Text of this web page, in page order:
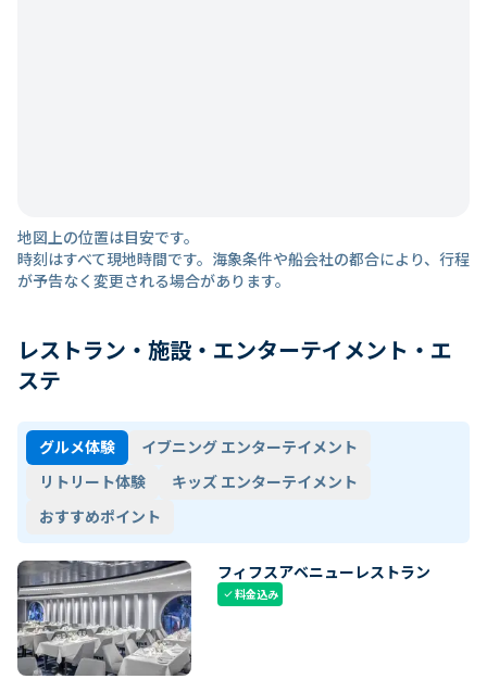
地図上の位置は目安です。
時刻はすべて現地時間です。海象条件や船会社の都合により、行程
が予告なく変更される場合があります。
レストラン・施設・エンターテイメント・エ
ステ
グルメ体験
イブニング エンターテイメント
リトリート体験
キッズ エンターテイメント
おすすめポイント
フィフスアベニューレストラン
check料金込み